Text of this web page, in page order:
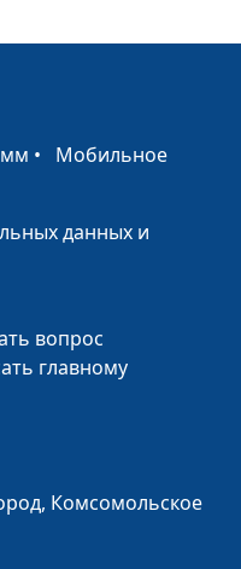
Н. Гузов
А.
Н. Гузов
философских
Н. Гузов
директор РБО,
• Мобильное
данных и
вопрос
главному
Комсомольское